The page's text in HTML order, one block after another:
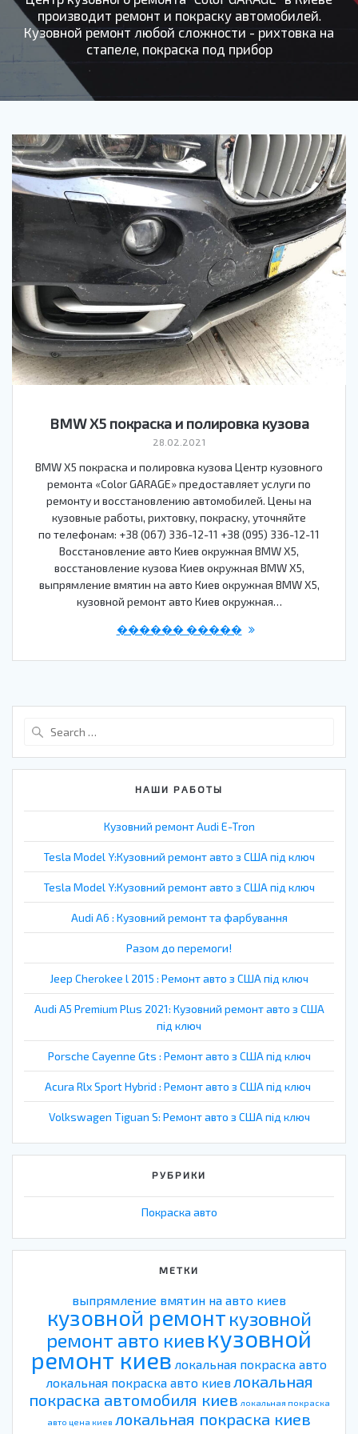
производит ремонт и покраску автомобилей.
Кузовной ремонт любой сложности - рихтовка на
стапеле, покраска под прибор
BMW X5 покраска и полировка кузова
28.02.2021
BMW X5 покраска и полировка кузова Центр кузовного
ремонта «Color GARAGE» предоставляет услуги по
ремонту и восстановлению автомобилей. Цены на
кузовные работы, рихтовку, покраску, уточняйте
по телефонам: +38 (067) 336-12-11 +38 (095) 336-12-11
Восстановление авто Киев окружная BMW X5,
восстановление кузова Киев окружная BMW X5,
выпрямление вмятин на авто Киев окружная BMW X5,
кузовной ремонт авто Киев окружная…
������ �����
НАШИ РАБОТЫ
Кузовний ремонт Audi E-Tron
Tesla Model Y:Кузовний ремонт авто з США під ключ
Tesla Model Y:Кузовний ремонт авто з США під ключ
Audi A6 : Кузовний ремонт та фарбування
Разом до перемоги!
Jeep Cherokee l 2015 : Ремонт авто з США під ключ
Audi A5 Premium Plus 2021: Кузовний ремонт авто з США
під ключ
Porsche Cayenne Gts : Ремонт авто з США під ключ
Acura Rlx Sport Hybrid : Ремонт авто з США під ключ
Volkswagen Tiguan S: Ремонт авто з США під ключ
РУБРИКИ
Покраска авто
МЕТКИ
выпрямление вмятин на авто киев
кузовной ремонт кузовной
ремонт авто киев кузовной
ремонт киев локальная покраска авто
локальная покраска авто киев локальная
покраска автомобиля киев локальная покраска
авто цена киев локальная покраска киев